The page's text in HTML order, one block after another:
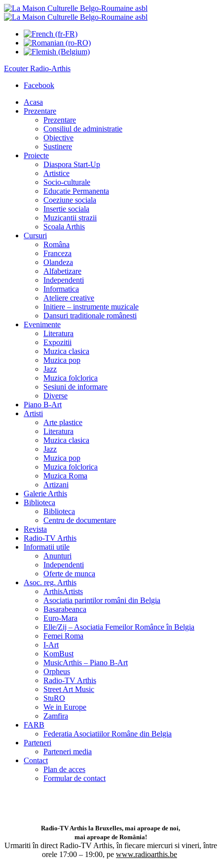
EcouterRadio-Arthis
Facebook
Acasa
Prezentare
Prezentare
Consiliul de administratie
Obiective
Sustinere
Proiecte
Diaspora Start-Up
Artistice
Socio-culturale
Educatie Permanenta
Coeziune sociala
Insertie sociala
Muzicantii strazii
Scoala Arthis
Cursuri
Româna
Franceza
Olandeza
Alfabetizare
Independenti
Informatica
Ateliere creative
Initiere – instrumente muzicale
Dansuri traditionale românesti
Evenimente
Literatura
Expozitii
Muzica clasica
Muzica pop
Jazz
Muzica folclorica
Sesiuni de informare
Diverse
Piano B-Art
Artisti
Arte plastice
Literatura
Muzica clasica
Jazz
Muzica pop
Muzica folclorica
Muzica Roma
Artizani
Galerie Arthis
Biblioteca
Biblioteca
Centru de documentare
Revista
Radio-TV Arthis
Informatii utile
Anunturi
Independenti
Oferte de munca
Asoc. reg. Arthis
ArthisArtists
Asociatia parintilor români din Belgia
Basarabeanca
Euro-Mara
Elle/Zij – Asociatia Femeilor Românce în Belgia
Femei Roma
I-Art
KomBust
MusicArthis – Piano B-Art
Orpheus
Radio-TV Arthis
Street Art Music
StuRO
We in Europe
Zamfira
FARB
Federatia Asociatiilor Române din Belgia
Parteneri
Parteneri media
Contact
Plan de acces
Formular de contact
Radio-TV Arthis la Bruxelles, mai aproape de noi,
mai aproape de România!
Urmariti în direct Radio-TV Arthis, în fiecare miercuri si vineri, între
orele 17:00 – 19:00, pe www.radioarthis.be